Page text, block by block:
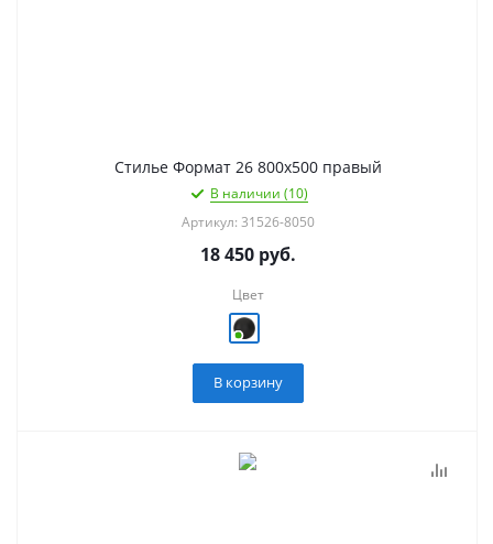
Стилье Формат 26 800х500 правый
В наличии (10)
Артикул: 31526-8050
18 450руб.
Цвет
В корзину